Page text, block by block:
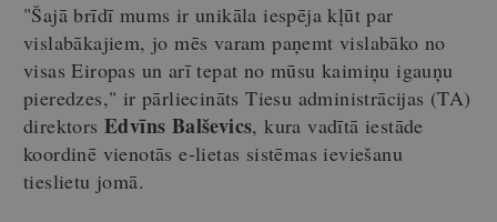
"Šajā brīdī mums ir unikāla iespēja kļūt par
vislabākajiem, jo mēs varam paņemt vislabāko no
visas Eiropas un arī tepat no mūsu kaimiņu igauņu
pieredzes," ir pārliecināts Tiesu administrācijas (TA)
direktorsEdvīns Balševics, kura vadītā iestāde
koordinē vienotās e-lietas sistēmas ieviešanu
tieslietu jomā.